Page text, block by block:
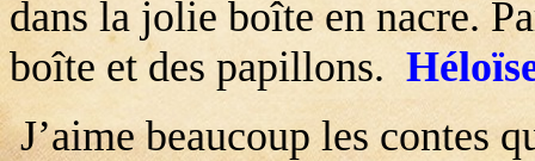
dans la jolie boîte en nacre.
boîte et des papillons.
J’aime beaucoup les contes